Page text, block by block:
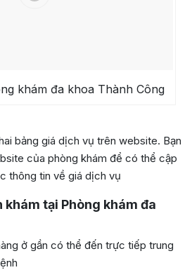
khám đa khoa Thành Công
bảng giá dịch vụ trên website. Bạn
của phòng khám để có thể cập
thông tin về giá dịch vụ
khám tại Phòng khám đa
ở gần có thể đến trực tiếp trung